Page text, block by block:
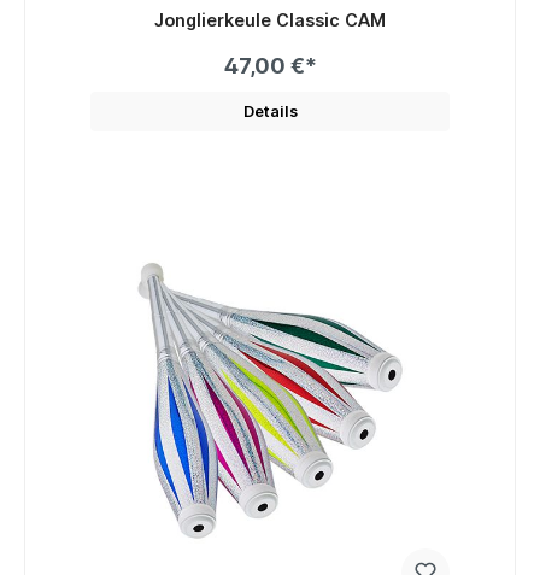
Jonglierkeule Classic CAM
47,00 €*
Details